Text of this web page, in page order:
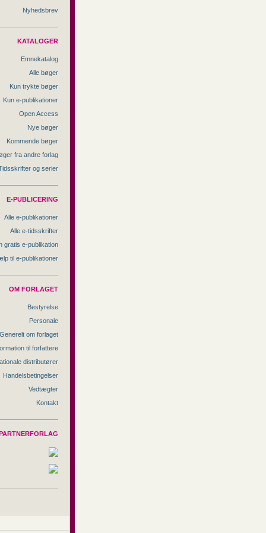
Nyhedsbrev
KATALOGER
Emnekatalog
Alle bøger
Kun trykte bøger
Kun e-publikationer
Open Access
Nye bøger
Kommende bøger
fra andre forlag
og serier
E-PUBLICERING
Alle e-publikationer
Alle e-tidsskrifter
gratis e-publikation
til e-publikationer
OM FORLAGET
Bestyrelse
Personale
Generelt om forlaget
til forfattere
distributører
Handelsbetingelser
Vedtægter
Kontakt